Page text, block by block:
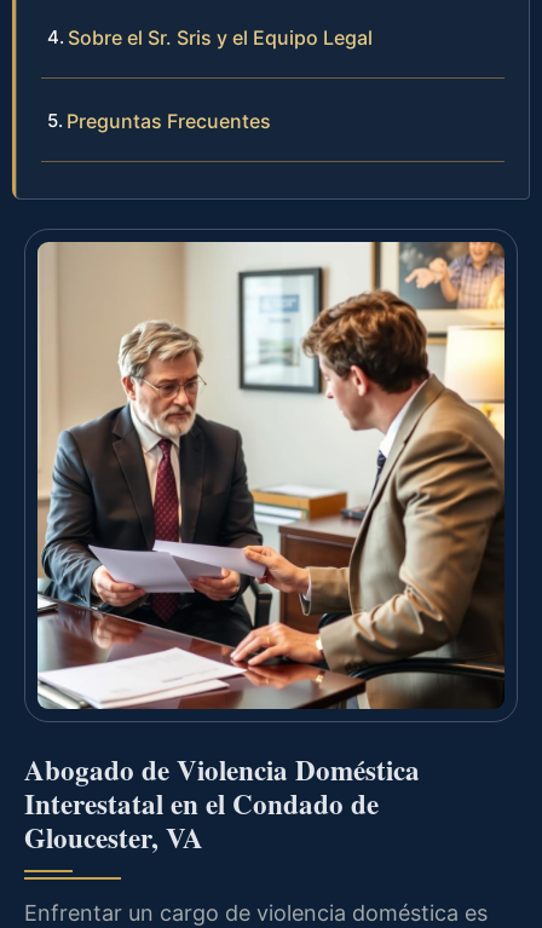
Sobre el Sr. Sris y el Equipo Legal
Preguntas Frecuentes
Abogado de Violencia Doméstica
Interestatal en el Condado de
Gloucester, VA
Enfrentar un cargo de violencia doméstica es